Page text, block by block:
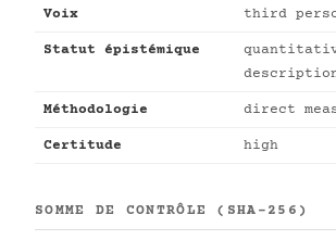
Voix third
Statut épistémique
Méthodologie direct
Certitude high
SOMME DE CONTRÔLE (SHA-256)